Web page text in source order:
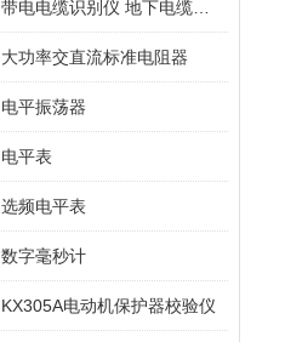
大功率交直流标准电阻器
电平振荡器
电平表
选频电平表
数字毫秒计
KX305A电动机保护器校验仪